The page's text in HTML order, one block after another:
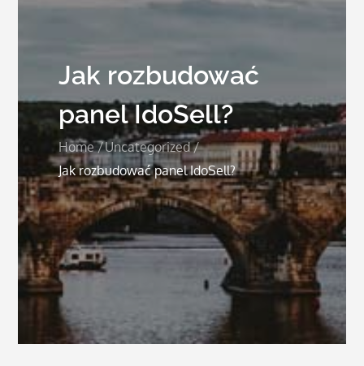
Jak rozbudować
panel IdoSell?
Home
Uncategorized
Jak rozbudować panel IdoSell?